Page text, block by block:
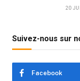
20
Suivez-nous sur
Facebook